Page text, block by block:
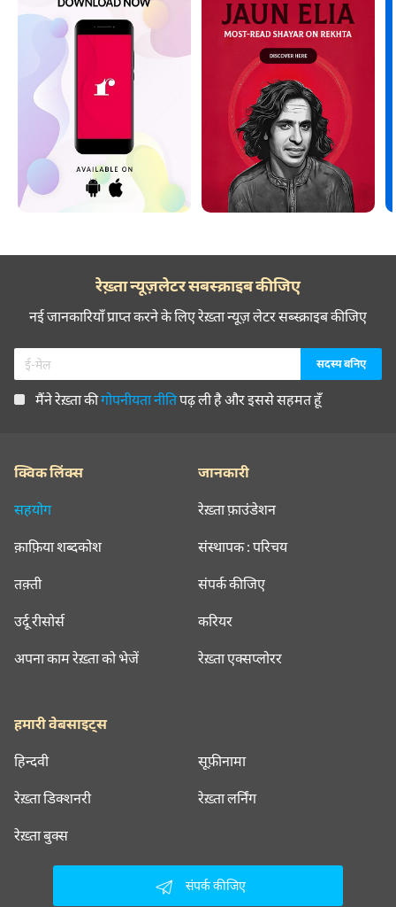
रेख़्ता न्यूज़लेटर सबस्क्राइब कीजिए
नई जानकारियाँ प्राप्त करने के लिए रेख़्ता न्यूज़ लेटर सब्स्क्राइब कीजिए
मैंने रेख़्ता कीगोपनीयता नीतिपढ़ ली है और इससे सहमत हूँ
क्विक लिंक्स
सहयोग
क़ाफ़िया शब्दकोश
तक़्ती
उर्दू रीसोर्स
अपना काम रेख़्ता को भेजें
जानकारी
रेख़्ता फ़ाउंडेशन
संस्थापक : परिचय
संपर्क कीजिए
करियर
रेख़्ता एक्सप्लोरर
हमारी वेबसाइट्स
हिन्दवी सूफ़ीनामा
रेख़्ता डिक्शनरी रेख़्ता लर्निंग
रेख़्ता बुक्स
संपर्क कीजिए